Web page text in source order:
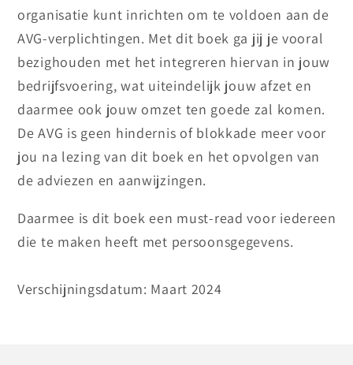
organisatie kunt inrichten om te voldoen aan de
AVG-verplichtingen. Met dit boek ga jij je vooral
bezighouden met het integreren hiervan in jouw
bedrijfsvoering, wat uiteindelijk jouw afzet en
daarmee ook jouw omzet ten goede zal komen.
De AVG is geen hindernis of blokkade meer voor
jou na lezing van dit boek en het opvolgen van
de adviezen en aanwijzingen.
Daarmee is dit boek een must-read voor iedereen
die te maken heeft met persoonsgegevens.
Verschijningsdatum: Maart 2024